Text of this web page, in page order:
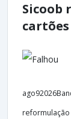
Sicoob